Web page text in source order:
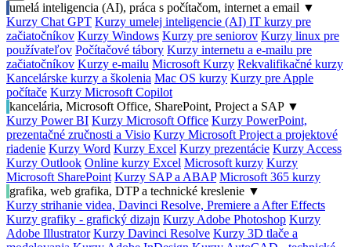
umelá inteligencia (AI), práca s počítačom, internet a email ▼
Kurzy Chat GPT Kurzy umelej inteligencie (AI) IT kurzy pre
začiatočníkov Kurzy Windows Kurzy pre seniorov Kurzy linux pre
používateľov Počítačové tábory Kurzy internetu a e-mailu pre
začiatočníkov Kurzy e-mailu Microsoft Kurzy Rekvalifikačné kurzy
Kancelárske kurzy a školenia Mac OS kurzy Kurzy pre Apple
počítače Kurzy Microsoft Copilot
kancelária, Microsoft Office, SharePoint, Project a SAP ▼
Kurzy Power BI Kurzy Microsoft Office Kurzy PowerPoint,
prezentačné zručnosti a Visio Kurzy Microsoft Project a projektové
riadenie Kurzy Word Kurzy Excel Kurzy prezentácie Kurzy Access
Kurzy Outlook Online kurzy Excel Microsoft kurzy Kurzy
Microsoft SharePoint Kurzy SAP a ABAP Microsoft 365 kurzy
grafika, web grafika, DTP a technické kreslenie ▼
Kurzy strihanie videa, Davinci Resolve, Premiere a After Effects
Kurzy grafiky - grafický dizajn Kurzy Adobe Photoshop Kurzy
Adobe Illustrator Kurzy Davinci Resolve Kurzy 3D tlače a